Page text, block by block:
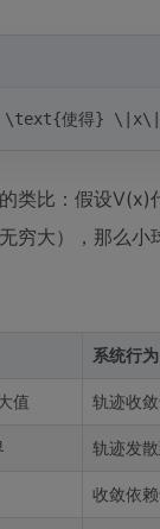
使得} \|x\|
类比：假设
穷大），那么
系统行为
值 轨迹收
轨迹发
收敛依